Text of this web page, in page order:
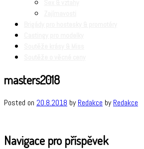
masters2018
Posted on 20.8.2018 byRedakce byRedakce
Navigace pro příspěvek